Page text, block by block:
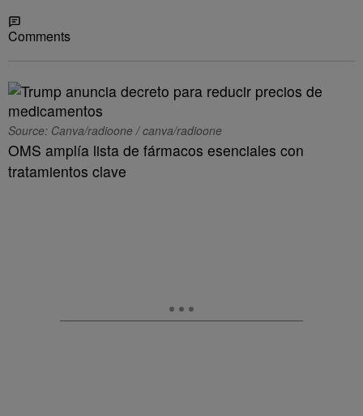
Comments
Source: Canva/radioone / canva/radioone
OMS amplía lista de fármacos esenciales con
tratamientos clave